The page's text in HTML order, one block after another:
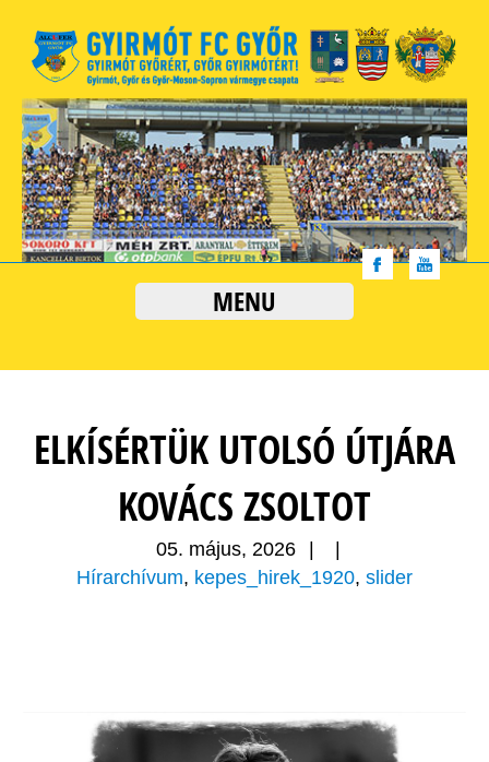
MENU
ELKÍSÉRTÜK UTOLSÓ ÚTJÁRA
KOVÁCS ZSOLTOT
05. május, 2026
Hírarchívum, kepes_hirek_1920, slider